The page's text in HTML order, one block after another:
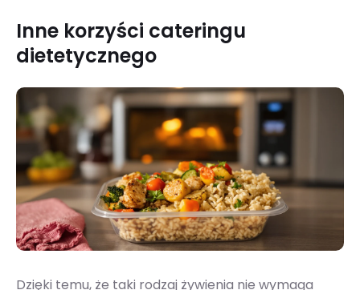
Inne korzyści cateringu
dietetycznego
Dzięki temu, że taki rodzaj żywienia nie wymaga